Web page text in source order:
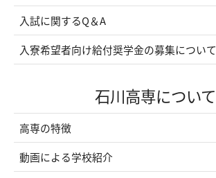
入試に関するQ＆A
入寮希望者向け給付奨学金の募集について
石川高専について
高専の特徴
動画による学校紹介